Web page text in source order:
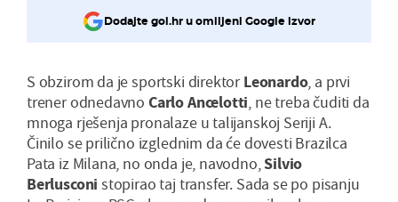
Dodajte gol.hr u omiljeni Google izvor
S obzirom da je sportski direktorLeonardo, a prvi
trener odnedavno Carlo Ancelotti, ne treba čuditi da
mnoga rješenja pronalaze u talijanskoj Seriji A.
Činilo se prilično izglednim da će dovesti Brazilca
Pata iz Milana, no onda je, navodno,Silvio
Berlusconi stopirao taj transfer. Sada se po pisanju